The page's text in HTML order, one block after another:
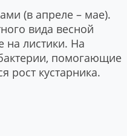
(в апреле – мае).
вида весной
на листики. На
помогающие
рост кустарника.